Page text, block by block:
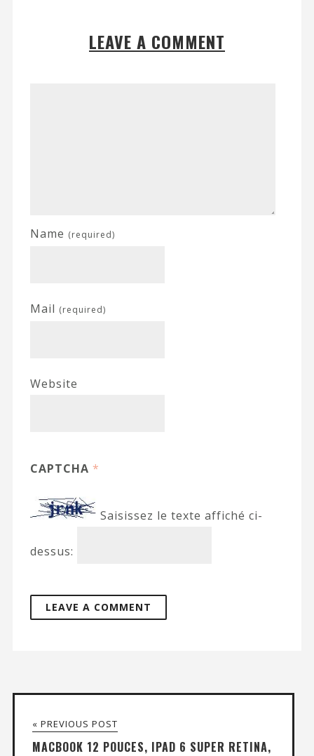
LEAVE A COMMENT
Name (required)
Mail (required)
Website
CAPTCHA *
Saisissez le texte affiché ci-
dessus:
« PREVIOUS POST
MACBOOK 12 POUCES, IPAD 6 SUPER RETINA,